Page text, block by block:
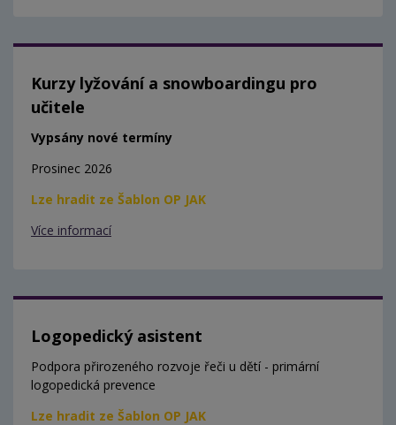
Kurzy lyžování a snowboardingu pro
učitele
Vypsány nové termíny
Prosinec 2026
Lze hradit ze Šablon OP JAK
Více informací
Logopedický asistent
Podpora přirozeného rozvoje řeči u dětí - primární
logopedická prevence
Lze hradit ze Šablon OP JAK